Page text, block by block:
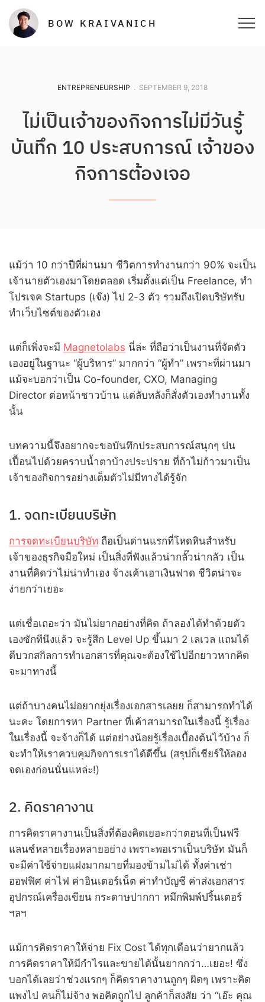
BOW KRAIVANICH
ENTREPRENEURSHIP . SEPTEMBER 9, 2018
ไม่เป็นเจ้าของกิจการไม่มีวันรู้
บันทึก 10 ประสบการณ์ เจ้าของ
กิจการต้องเจอ
แม้ว่า 10 กว่าปีที่ผ่านมา ชีวิตการทำงานกว่า 90% จะเป็น
เจ้านายตัวเองมาโดยตลอด เริ่มตั้งแต่เป็น Freelance, ทำ
โปรเจค Startups (เจ๊ง) ไป 2-3 ตัว รวมถึงเปิดบริษัทรับ
ทำเว็บไซต์ของตัวเอง
แต่ก็เพิ่งจะมี Magnetolabs นี่ล่ะ ที่ถือว่าเป็นงานที่จัดตัว
เองอยู่ในฐานะ “ผู้บริหาร” มากกว่า “ผู้ทำ” เพราะที่ผ่านมา
แม้จะบอกว่าเป็น Co-founder, CXO, Managing
Director ต่อหน้าชาวบ้าน แต่ลับหลังก็สั่งตัวเองทำงานทั้ง
นั้น
บทความนี้จึงอยากจะขอบันทึกประสบการณ์สนุกๆ ปน
เปื้อนไปด้วยคราบน้ำตาบ้างประปราย ที่ถ้าไม่ก้าวมาเป็น
เจ้าของกิจการอย่างเต็มตัวไม่มีทางได้รู้จัก
1. จดทะเบียนบริษัท
การจดทะเบียนบริษัท ถือเป็นด่านแรกที่โหดหินสำหรับ
เจ้าของธุรกิจมือใหม่ เป็นสิ่งที่ฟังแล้วน่ากลั๊วน่ากลัว เป็น
งานที่คิดว่าไม่น่าทำเอง จ้างเค้าเอาเงินฟาด ชีวิตน่าจะ
ง่ายกว่าเยอะ
แต่เชื่อเถอะว่า มันไม่ยากอย่างที่คิด ถ้าลองได้ทำด้วยตัว
เองซักทีนึงแล้ว จะรู้สึก Level Up ขึ้นมา 2 เลเวล แถมได้
ตีบวกสกิลการทำเอกสารที่คุณจะต้องใช้ไปอีกยาวหากคิด
จะมาทางนี้
แต่ถ้าบางคนไม่อยากยุ่งเรื่องเอกสารเลยย ก็สามารถทำได้
นะคะ โดยการหา Partner ที่เค้าสามารถในเรื่องนี้ รู้เรื่อง
ในเรื่องนี้ จะจ้างก็ได้ แต่อย่างน้อยรู้เรื่องเบื้องต้นไว้บ้าง ก็
จะทำให้เราควบคุมกิจการเราได้ดีขึ้น (สรุปก็เชียร์ให้ลอง
จดเองก่อนนั่นแหล่ะ!)
2. คิดราคางาน
การคิดราคางานเป็นสิ่งที่ต้องคิดเยอะกว่าตอนที่เป็นฟรี
แลนซ์หลายเรื่องหลายอย่าง เพราะพอเราเป็นบริษัท มันก็
จะมีค่าใช้จ่ายแฝงมากมายที่มองข้ามไม่ได้ ทั้งค่าเช่า
ออฟฟิศ ค่าไฟ ค่าอินเตอร์เน็ต ค่าทำบัญชี ค่าส่งเอกสาร
อุปกรณ์เครื่องเขียน กระดาษปากกา หมึกพิมพ์ปริ้นเตอร์
ฯลฯ
แม้การคิดราคาให้จ่าย Fix Cost ได้ทุกเดือนว่ายากแล้ว
การคิดราคาให้มีกำไรและขายได้นั้นยากกว่า…เยอะ! ซึ่ง
บอกได้เลยว่าช่วงแรกๆ ก็คิดราคางานถูกๆ ผิดๆ เพราะคิด
แพงไป คนก็ไม่จ้าง พอคิดถูกไป ลูกค้าก็สงสัย ว่า “เอ๊ะ คุณ